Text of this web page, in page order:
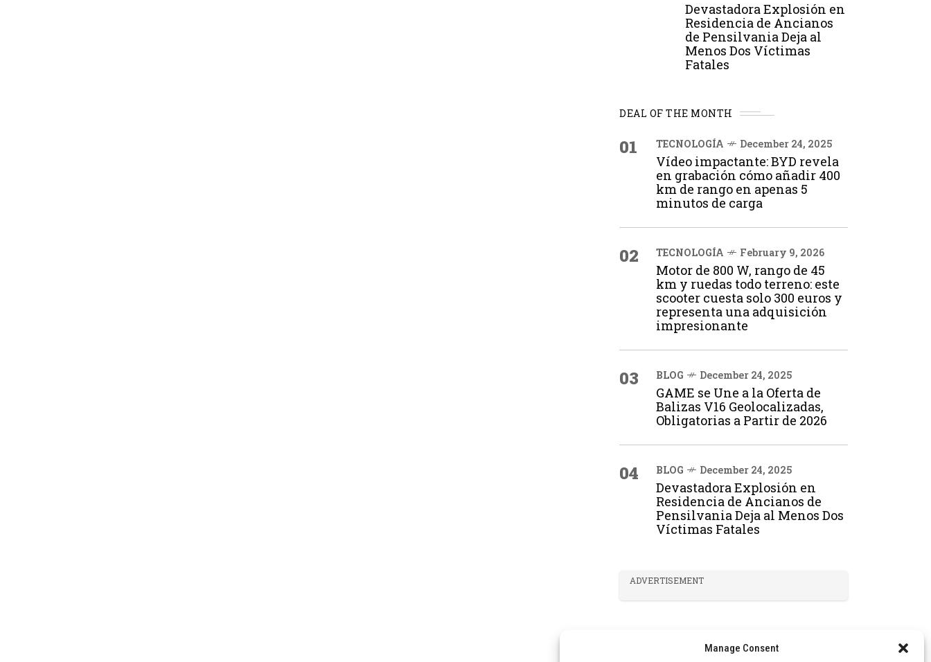
Manage Consent
Devastadora Explosión en
Residencia de Ancianos
de Pensilvania Deja al
Menos Dos Víctimas
Fatales
DEAL OF THE MONTH
01 TECNOLOGÍA December 24, 2025
Vídeo impactante: BYD revela
en grabación cómo añadir 400
km de rango en apenas 5
minutos de carga
02 TECNOLOGÍA February 9, 2026
Motor de 800 W, rango de 45
km y ruedas todo terreno: este
scooter cuesta solo 300 euros y
representa una adquisición
impresionante
03 BLOG December 24, 2025
GAME se Une a la Oferta de
Balizas V16 Geolocalizadas,
Obligatorias a Partir de 2026
04 BLOG December 24, 2025
Devastadora Explosión en
Residencia de Ancianos de
Pensilvania Deja al Menos Dos
Víctimas Fatales
ADVERTISEMENT